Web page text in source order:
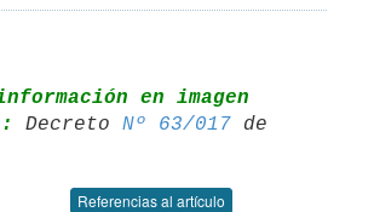
en imagen
Decreto Nº 63/017 de
Referencias al artículo